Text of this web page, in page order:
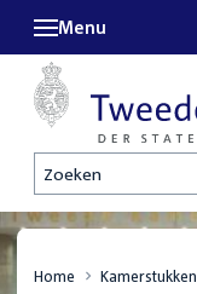
Zoeken
Menu
Home Kamerstukken